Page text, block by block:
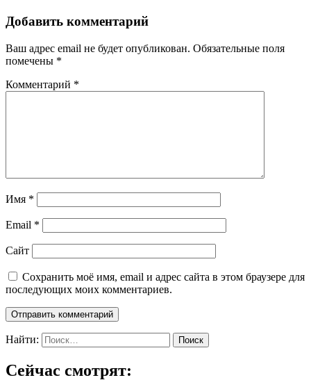
Добавить комментарий
Ваш адрес email не будет опубликован. Обязательные поля
помечены *
Комментарий *
Имя *
Email *
Сайт
Сохранить моё имя, email и адрес сайта в этом браузере для
последующих моих комментариев.
Найти:
Сейчас смотрят: